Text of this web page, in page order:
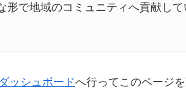
で地域のコミュニティへ貢献して
ダッシュボードへ行ってこのページ